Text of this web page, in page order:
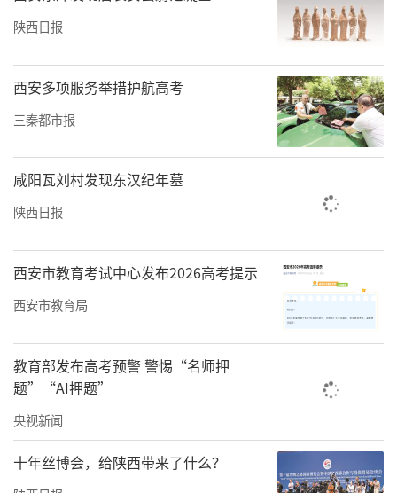
陕西日报
西安多项服务举措护航高考
三秦都市报
咸阳瓦刘村发现东汉纪年墓
陕西日报
西安市教育考试中心发布2026高考提示
西安市教育局
教育部发布高考预警 警惕“名师押
题”“AI押题”
央视新闻
十年丝博会，给陕西带来了什么？